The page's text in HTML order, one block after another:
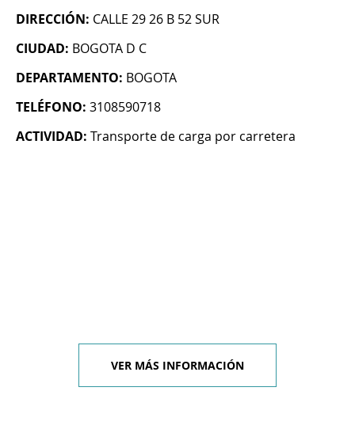
DIRECCIÓN: CALLE 29 26 B 52 SUR
CIUDAD: BOGOTA D C
DEPARTAMENTO: BOGOTA
TELÉFONO: 3108590718
ACTIVIDAD: Transporte de carga por carretera
VER MÁS INFORMACIÓN